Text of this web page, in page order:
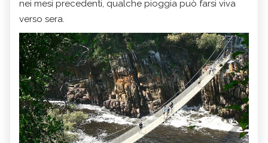
nei mesi precedenti, qualche pioggia può farsi viva
verso sera.